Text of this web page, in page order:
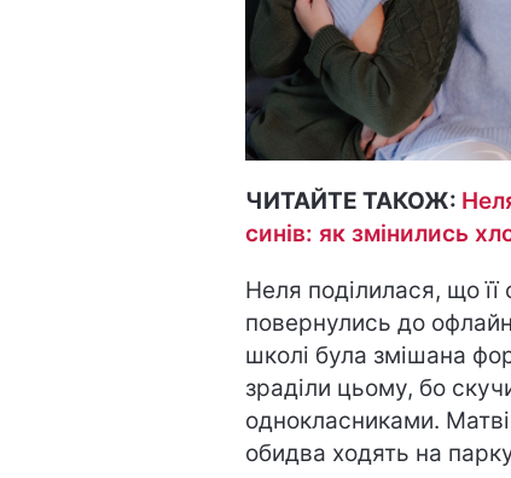
ЧИТАЙТЕ ТАКОЖ:
синів: як змінились
Неля поділилася, що її
повернулись до
школі була змішана
зраділи цьому, бо
однокласниками.
обидва ходять на